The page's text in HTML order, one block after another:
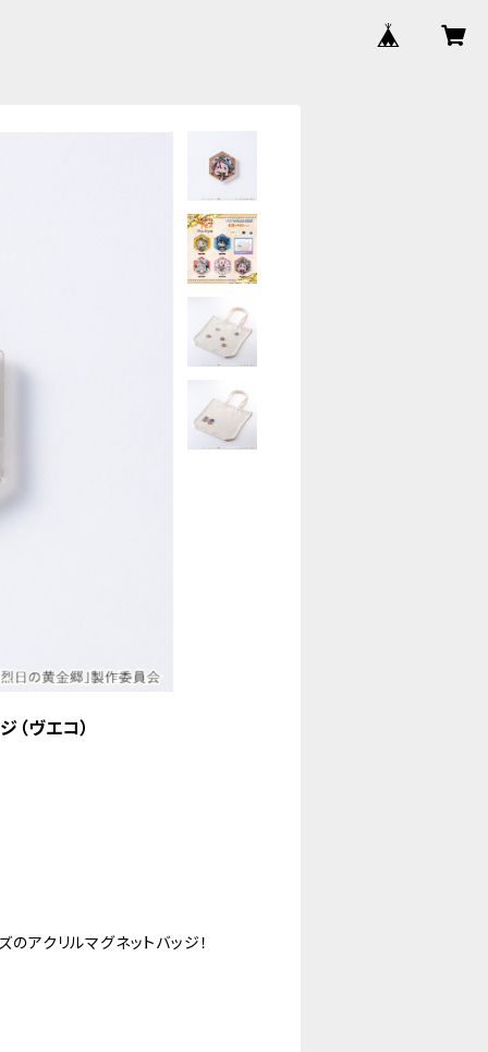
（ヴエコ）
アクリルマグネットバッジ！